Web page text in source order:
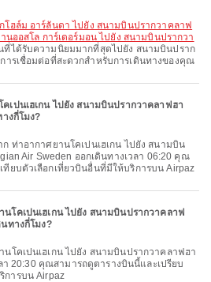
นออสโล การ์เดอร์มอน ไปยัง สนามบินปรากวา
ที่ได้รับความนิยมมากที่สุดไปยัง สนามบินปราก
ารเชื่อมต่อที่สะดวกสำหรับการเดินทางของคุณ
เปนเฮเกน ไปยัง สนามบินปรากวาคลาฟฮา
งกี่โมง?
Air Sweden ออกเดินทางเวลา 06:20 คุณ
ทียบตัวเลือกเที่ยวบินอื่นที่มีให้บริการบน Airpaz
โคเปนเฮเกน ไปยัง สนามบินปรากวาคลาฟ
ทางกี่โมง?
า 20:30 คุณสามารถดูตารางบินนี้และเปรียบ
การบน Airpaz